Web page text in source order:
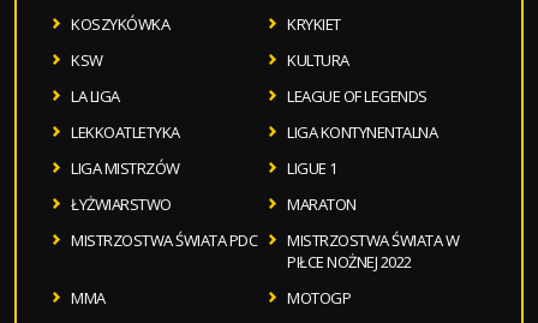
KOSZYKÓWKA
KRYKIET
KSW
KULTURA
LA LIGA
LEAGUE OF LEGENDS
LEKKOATLETYKA
LIGA KONTYNENTALNA
LIGA MISTRZÓW
LIGUE 1
ŁYŻWIARSTWO
MARATON
MISTRZOSTWA ŚWIATA PDC
MISTRZOSTWA ŚWIATA W
PIŁCE NOŻNEJ 2022
MMA
MOTOGP